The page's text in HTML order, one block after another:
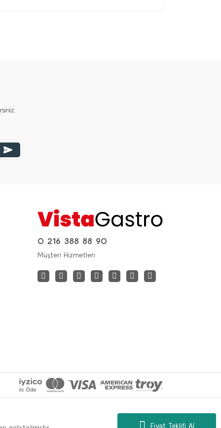
Fiyat Teklifi Al
0 216 388 88 90
Müşteri Hizmetleri